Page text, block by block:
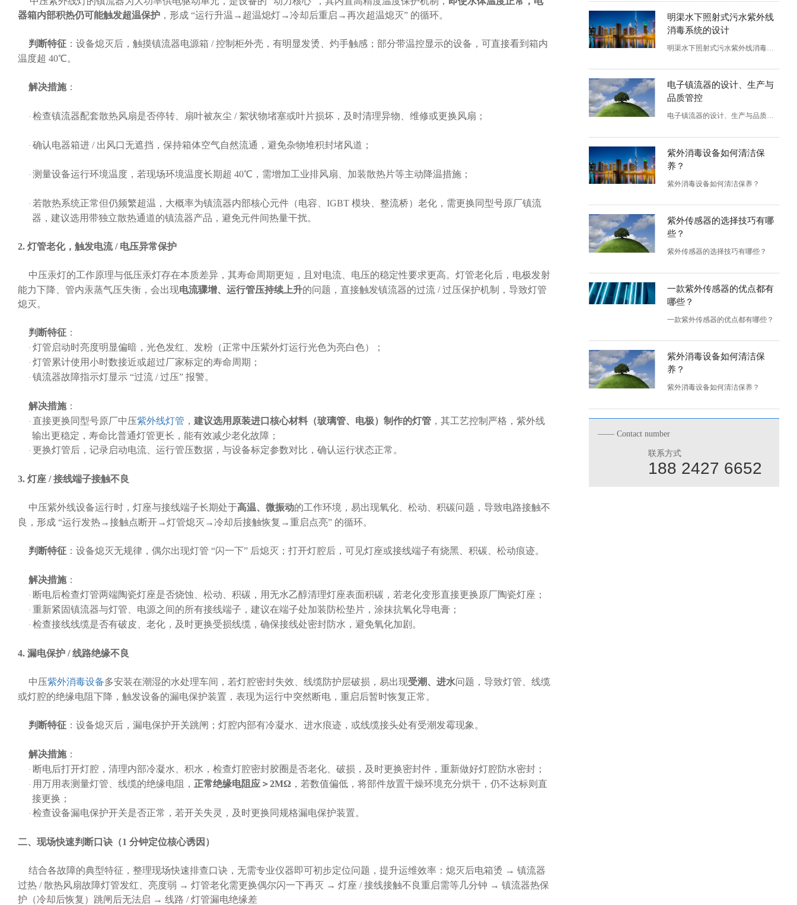
器箱内部积热仍可能触发超温保护 ，形成 “运行升温→超温熄灯→冷却后重启→再次超温熄灭” 的循环。
判断特征 ：设备熄灭后，触摸镇流器电源箱 / 控制柜外壳，有明显发烫、灼手触感；部分带温控显示的设备，可直接看到箱内
温度超 40℃。
解决措施：
· 检查镇流器配套散热风扇是否停转、扇叶被灰尘 / 絮状物堵塞或叶片损坏，及时清理异物、维修或更换风扇；
· 确认电器箱进 / 出风口无遮挡，保持箱体空气自然流通，避免杂物堆积封堵风道；
· 测量设备运行环境温度，若现场环境温度长期超 40℃，需增加工业排风扇、加装散热片等主动降温措施；
· 若散热系统正常但仍频繁超温，大概率为镇流器内部核心元件（电容、 IGBT 模块、整流桥）老化，需更换同型号原厂镇流
器，建议选用带独立散热通道的镇流器产品，避免元件间热量干扰。
2. 灯管老化，触发电流 / 电压异常保护
中压汞灯的工作原理与低压汞灯存在本质差异，其寿命周期更短，且对电流、电压的稳定性要求更高。灯管老化后，电极发射
能力下降、管内汞蒸气压失衡，会出现电流骤增、运行管压持续上升的问题，直接触发镇流器的过流 / 过压保护机制，导致灯管
熄灭。
判断特征 ：
· 灯管启动时亮度明显偏暗，光色发红、发粉（正常中压紫外灯运行光色为亮白色）；
· 灯管累计使用小时数接近或超过厂家标定的寿命周期；
· 镇流器故障指示灯显示 “过流 / 过压” 报警。
解决措施：
· 直接更换同型号原厂中压紫外线灯管 ， 建议选用原装进口核心材料（玻璃管、电极）制作的灯管 ，其工艺控制严格，紫外线
输出更稳定，寿命比普通灯管更长，能有效减少老化故障；
· 更换灯管后，记录启动电流、运行管压数据，与设备标定参数对比，确认运行状态正常。
3. 灯座 / 接线端子接触不良
中压紫外线设备运行时，灯座与接线端子长期处于高温、微振动的工作环境，易出现氧化、松动、积碳问题，导致电路接触不
良，形成 “运行发热→接触点断开→灯管熄灭→冷却后接触恢复→重启点亮” 的循环。
判断特征 ：设备熄灭无规律，偶尔出现灯管 “闪一下” 后熄灭；打开灯腔后，可见灯座或接线端子有烧黑、积碳、松动痕迹。
解决措施：
· 断电后检查灯管两端陶瓷灯座是否烧蚀、松动、积碳，用无水乙醇清理灯座表面积碳，若老化变形直接更换原厂陶瓷灯座；
· 重新紧固镇流器与灯管、电源之间的所有接线端子，建议在端子处加装防松垫片，涂抹抗氧化导电膏；
· 检查接线线缆是否有破皮、老化，及时更换受损线缆，确保接线处密封防水，避免氧化加剧。
4. 漏电保护 / 线路绝缘不良
中压紫外消毒设备多安装在潮湿的水处理车间，若灯腔密封失效、线缆防护层破损，易出现受潮、进水问题，导致灯管、线缆
或灯腔的绝缘电阻下降，触发设备的漏电保护装置，表现为运行中突然断电，重启后暂时恢复正常。
判断特征 ：设备熄灭后，漏电保护开关跳闸；灯腔内部有冷凝水、进水痕迹，或线缆接头处有受潮发霉现象。
解决措施：
· 断电后打开灯腔，清理内部冷凝水、积水，检查灯腔密封胶圈是否老化、破损，及时更换密封件，重新做好灯腔防水密封；
· 用万用表测量灯管、线缆的绝缘电阻， 正常绝缘电阻应＞2MΩ ，若数值偏低，将部件放置干燥环境充分烘干，仍不达标则直
接更换；
· 检查设备漏电保护开关是否正常，若开关失灵，及时更换同规格漏电保护装置。
二、现场快速判断口诀（1 分钟定位核心诱因）
结合各故障的典型特征，整理现场快速排查口诀，无需专业仪器即可初步定位问题，提升运维效率：熄灭后电箱烫 → 镇流器
过热 / 散热风扇故障灯管发红、亮度弱 → 灯管老化需更换偶尔闪一下再灭 → 灯座 / 接线接触不良重启需等几分钟 → 镇流器热保
护（冷却后恢复）跳闸后无法启 → 线路 / 灯管漏电绝缘差
明渠水下照射式污水紫外线
消毒系统的设计
明渠水下照射式污水紫外线消毒系统的设计
电子镇流器的设计、生产与
品质管控
电子镇流器的设计、生产与品质管控
紫外消毒设备如何清洁保
养？
紫外消毒设备如何清洁保养？
紫外传感器的选择技巧有哪
些？
紫外传感器的选择技巧有哪些？
一款紫外传感器的优点都有
哪些？
一款紫外传感器的优点都有哪些？
紫外消毒设备如何清洁保
养？
紫外消毒设备如何清洁保养？
—— Contact number
联系方式
188 2427 6652